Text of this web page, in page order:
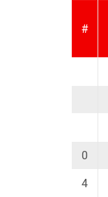
#
0
4